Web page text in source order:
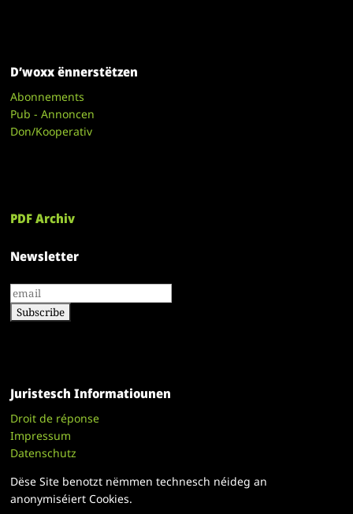
D’woxx ënnerstëtzen
Abonnements
Pub - Annoncen
Don/Kooperativ
PDF Archiv
Newsletter
Juristesch Informatiounen
Droit de réponse
Impressum
Datenschutz
Dëse Site benotzt nëmmen technesch néideg an
anonymiséiert Cookies.